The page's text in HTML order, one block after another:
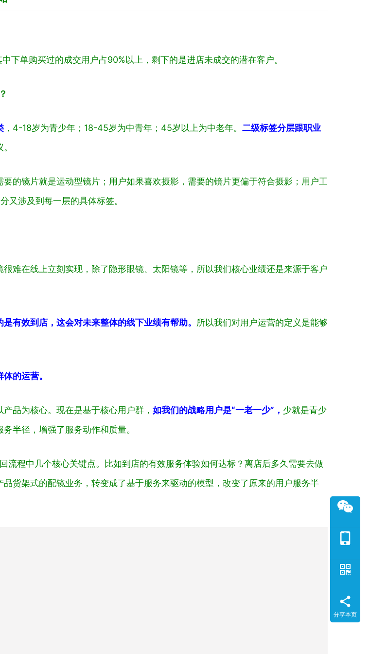
下单购买过的成交用户占90%以上，剩下的是进店未成交的潜在客户。
，4-18岁为青少年；18-45岁为中青年；45岁以上为中老年。 二级标签分层跟职业
要的镜片就是运动型镜片；用户如果喜欢摄影，需要的镜片更偏于符合摄影；用户工
又涉及到每一层的具体标签。
难在线上立刻实现，除了隐形眼镜、太阳镜等，所以我们核心业绩还是来源于客户
有效到店，这会对未来整体的线下业绩有帮助。 所以我们对用户运营的定义是能够
的运营。
品为核心。现在是基于核心用户群， 如我们的战略用户是“一老一少”， 少就是青少
半径，增强了服务动作和质量。
流程中几个核心关键点。比如到店的有效服务体验如何达标？离店后多久需要去做
货架式的配镜业务，转变成了基于服务来驱动的模型，改变了原来的用户服务半
分享本页